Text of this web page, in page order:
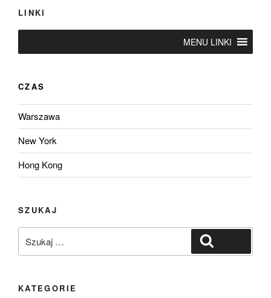
LINKI
MENU LINKI
CZAS
Warszawa
New York
Hong Kong
SZUKAJ
KATEGORIE